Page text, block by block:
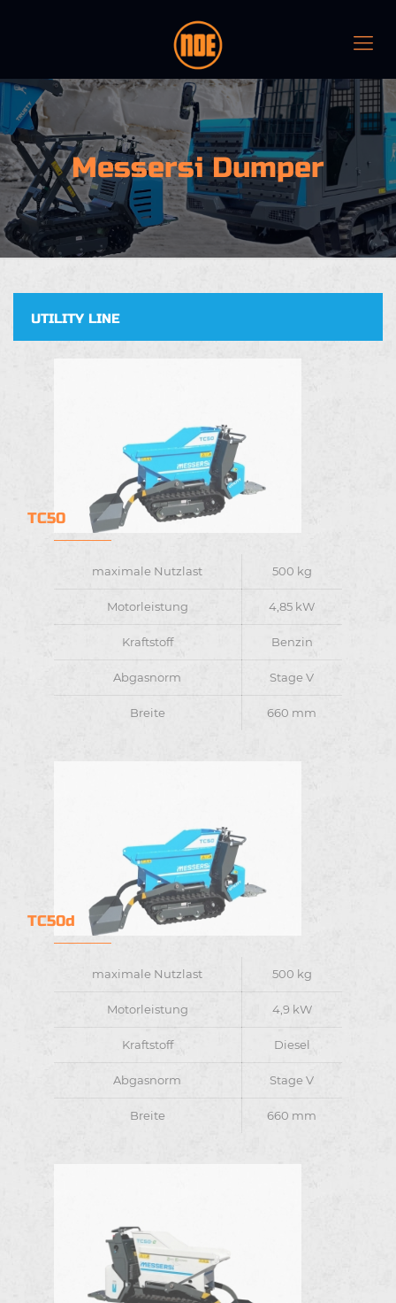
Messersi Dumper
UTILITY LINE
TC50
maximale Nutzlast 500 kg
Motorleistung 4,85 kW
Kraftstoff Benzin
Abgasnorm Stage V
Breite 660 mm
TC50d
maximale Nutzlast 500 kg
Motorleistung 4,9 kW
Kraftstoff Diesel
Abgasnorm Stage V
Breite 660 mm